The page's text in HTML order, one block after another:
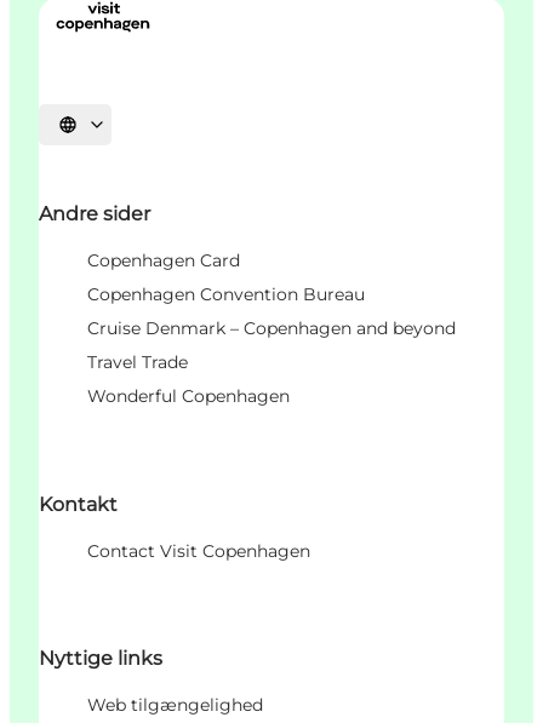
Select language
Andre sider
Copenhagen Card
Copenhagen Convention Bureau
Cruise Denmark – Copenhagen and beyond
Travel Trade
Wonderful Copenhagen
Kontakt
Contact Visit Copenhagen
Nyttige links
Web tilgængelighed